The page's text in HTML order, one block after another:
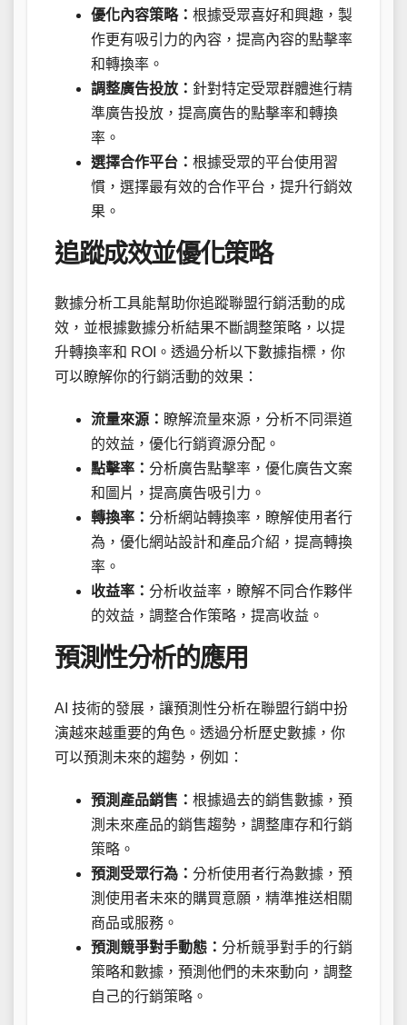
優化內容策略： 根據受眾喜好和興趣，製
作更有吸引力的內容，提高內容的點擊率
和轉換率。
調整廣告投放： 針對特定受眾群體進行精
準廣告投放，提高廣告的點擊率和轉換
率。
選擇合作平台： 根據受眾的平台使用習
慣，選擇最有效的合作平台，提升行銷效
果。
追蹤成效並優化策略
數據分析工具能幫助你追蹤聯盟行銷活動的成
效，並根據數據分析結果不斷調整策略，以提
升轉換率和 ROI。透過分析以下數據指標，你
可以瞭解你的行銷活動的效果：
流量來源： 瞭解流量來源，分析不同渠道
的效益，優化行銷資源分配。
點擊率： 分析廣告點擊率，優化廣告文案
和圖片，提高廣告吸引力。
轉換率： 分析網站轉換率，瞭解使用者行
為，優化網站設計和產品介紹，提高轉換
率。
收益率： 分析收益率，瞭解不同合作夥伴
的效益，調整合作策略，提高收益。
預測性分析的應用
AI 技術的發展，讓預測性分析在聯盟行銷中扮
演越來越重要的角色。透過分析歷史數據，你
可以預測未來的趨勢，例如：
預測產品銷售： 根據過去的銷售數據，預
測未來產品的銷售趨勢，調整庫存和行銷
策略。
預測受眾行為： 分析使用者行為數據，預
測使用者未來的購買意願，精準推送相關
商品或服務。
預測競爭對手動態： 分析競爭對手的行銷
策略和數據，預測他們的未來動向，調整
自己的行銷策略。